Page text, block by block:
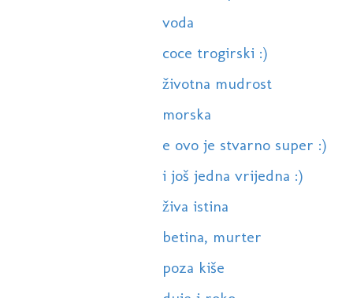
voda
coce trogirski :)
životna mudrost
morska
e ovo je stvarno super :)
i još jedna vrijedna :)
živa istina
betina, murter
poza kiše